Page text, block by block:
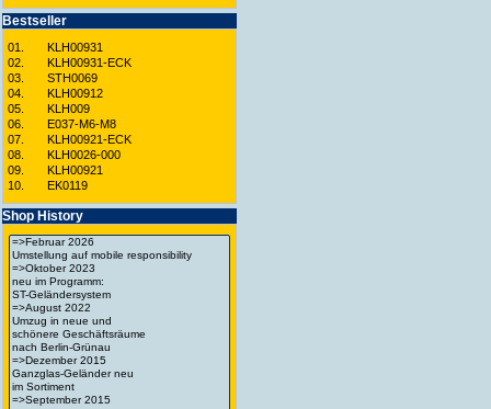
Best­seller
01.
KLH00931
02.
KLH00931-ECK
03.
STH0069
04.
KLH00912
05.
KLH009
06.
E037-M6-M8
07.
KLH00921-ECK
08.
KLH0026-000
09.
KLH00921
10.
EK0119
Shop History